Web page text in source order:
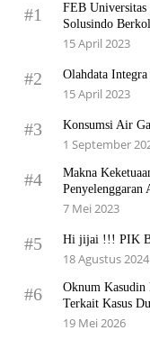
#1
FEB
Solusindo
15 April 2023
#2 Olahdata
15 April 2023
#3 Konsumsi Air
1 September
#4
Makna
7 Mei 2023
#5 Hi jijai !!! PIK
18 Agustus 2024
#6
Oknum Kasudin
Terkait Kasus
19 Mei 2026